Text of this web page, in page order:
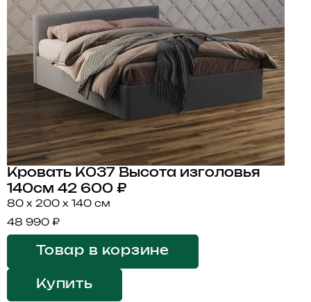
Кровать K037 Высота изголовья
140см 42 600 ₽
80 x 200 x 140 см
48 990 ₽
Товар в корзине
Купить